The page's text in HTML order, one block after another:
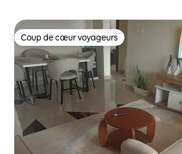
Coup de cœur voyageurs
Coup de cœur voyageurs